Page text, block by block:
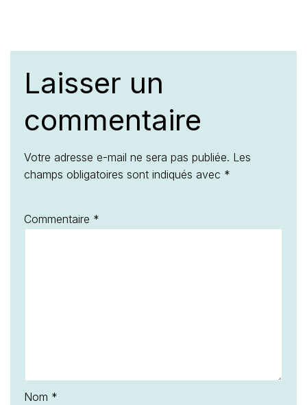
Laisser un
commentaire
Votre adresse e-mail ne sera pas publiée. Les
champs obligatoires sont indiqués avec *
Commentaire *
Nom *